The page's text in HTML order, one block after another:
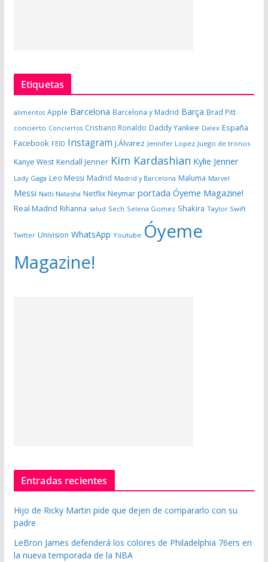
Etiquetas
alimentos Apple Barcelona Barcelona y Madrid Barça Brad Pitt
concierto Conciertos Cristiano Ronaldo Daddy Yankee Dalex España
Facebook FEID Instagram J.Álvarez Jennifer Lopez Juego de tronos
Kanye West Kendall Jenner Kim Kardashian Kylie Jenner
Lady Gaga Leo Messi Madrid Madrid y Barcelona Maluma Marvel
Messi Natti Natasha Netflix Neymar portada Óyeme Magazine!
Real Madrid Rihanna salud Sech Selena Gomez Shakira Taylor Swift
Twitter Univision WhatsApp Youtube Óyeme
Magazine!
Entradas recientes
Hijo de Ricky Martin pide que dejen de compararlo con su
padre
LeBron James defenderá los colores de Philadelphia 76ers en
la nueva temporada de la NBA